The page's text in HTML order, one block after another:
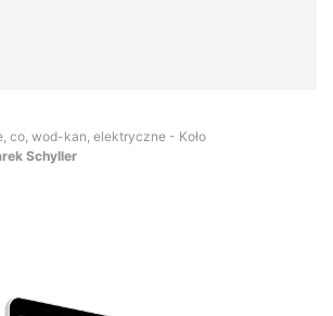
co, wod-kan, elektryczne - Koło
Schyller